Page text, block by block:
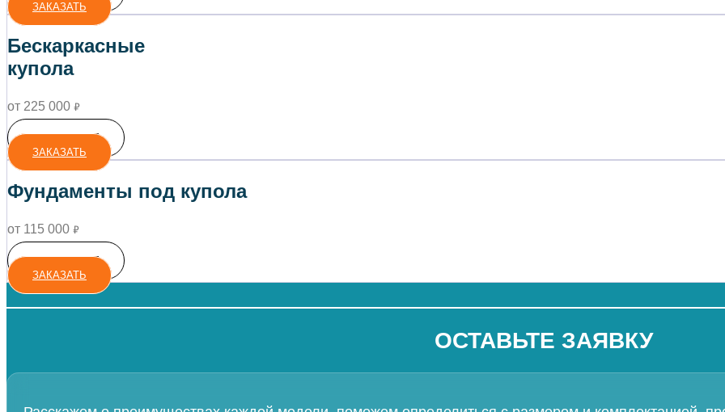
ЗАКАЗАТЬ
Бескаркасные
купола
от 225 000 ₽
ПОДРОБНЕЕ
ЗАКАЗАТЬ
Фундаменты под купола
от 115 000 ₽
ПОДРОБНЕЕ
ЗАКАЗАТЬ
ОСТАВЬТЕ ЗАЯВКУ